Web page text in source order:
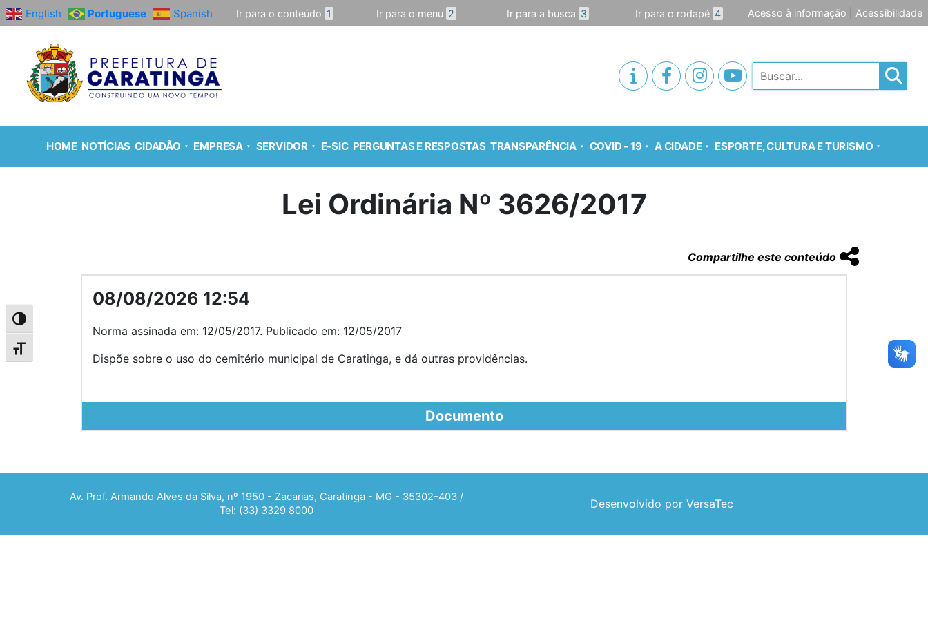
Alternar alto contraste
Alternar tamanho da fonte
English Portuguese Spanish Ir para o conteúdo 1 Ir para o menu 2 Ir para a busca 3 Ir para o rodapé 4 Acesso à informação Acessibilidade
Pesquisar
HOME NOTÍCIAS CIDADÃO EMPRESA SERVIDOR E-SIC PERGUNTAS E RESPOSTAS TRANSPARÊNCIA COVID - 19 A CIDADE ESPORTE, CULTURA E TURISMO
Lei Ordinária Nº 3626/2017
Compartilhe este conteúdo
08/08/2026 12:54
Norma assinada em: 12/05/2017. Publicado em: 12/05/2017
Dispõe sobre o uso do cemitério municipal de Caratinga, e dá outras providências.
Documento
Av. Prof. Armando Alves da Silva, nº 1950 - Zacarias, Caratinga - MG - 35302-403 /
Tel: (33) 3329 8000
Desenvolvido por VersaTec